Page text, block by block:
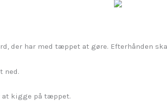
der har med tæppet at gøre. Efterhånden
ned.
at kigge på tæppet.